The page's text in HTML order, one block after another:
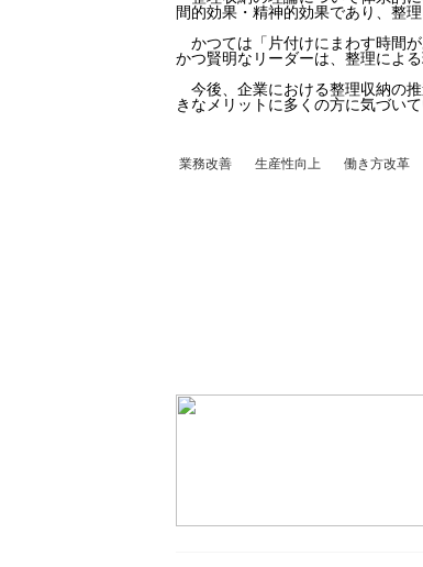
間的効果・精神的効果であり、整
かつては「片付けにまわす時間
かつ賢明なリーダーは、整理によ
今後、企業における整理収納の
きなメリットに多くの方に気づい
業務改善 生産性向上 働き方改革